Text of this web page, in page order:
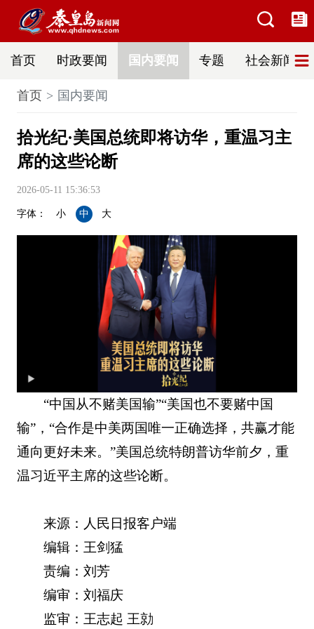
首页 时政要闻 国内要闻 专题 社会新闻
首页 国内要闻
拾光纪·美国总统即将访华，重温习主
席的这些论断
2026-05-11 15:36:53
字体： 小 中 大
“中国从不赌美国输”“美国也不要赌中国
输”，“合作是中美两国唯一正确选择，共赢才能
通向更好未来。”美国总统特朗普访华前夕，重
温习近平主席的这些论断。
来源：人民日报客户端
编辑：王剑猛
责编：刘芳
编审：刘福庆
监审：王志起 王勍